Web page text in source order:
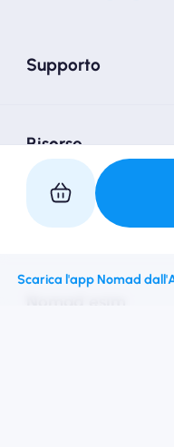
Supporto
Risorse
Collaborare con
Scarica l'app Nomad